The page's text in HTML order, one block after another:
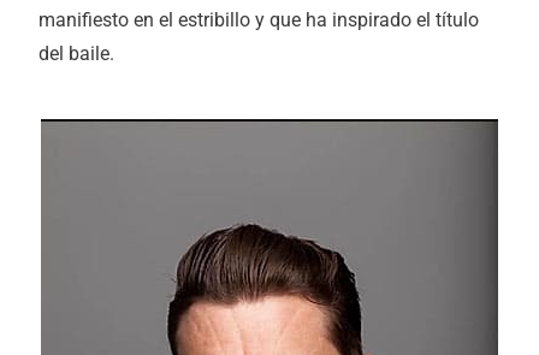
manifiesto en el estribillo y que ha inspirado el título
del baile.